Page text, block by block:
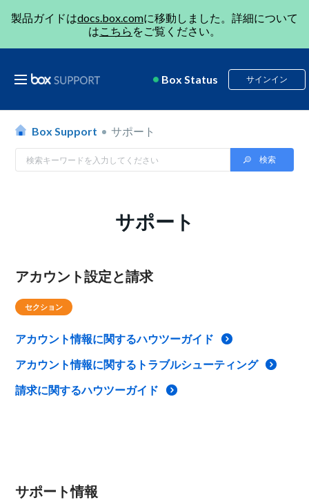
製品ガイドはdocs.box.comに移動しました。詳細について
はこちら をご覧ください。
Box Status サインイン
Box Support サポート
サポート
アカウント設定と請求
セクション
アカウント情報に関するハウツーガイド
アカウント情報に関するトラブルシューティング
請求に関するハウツーガイド
サポート情報